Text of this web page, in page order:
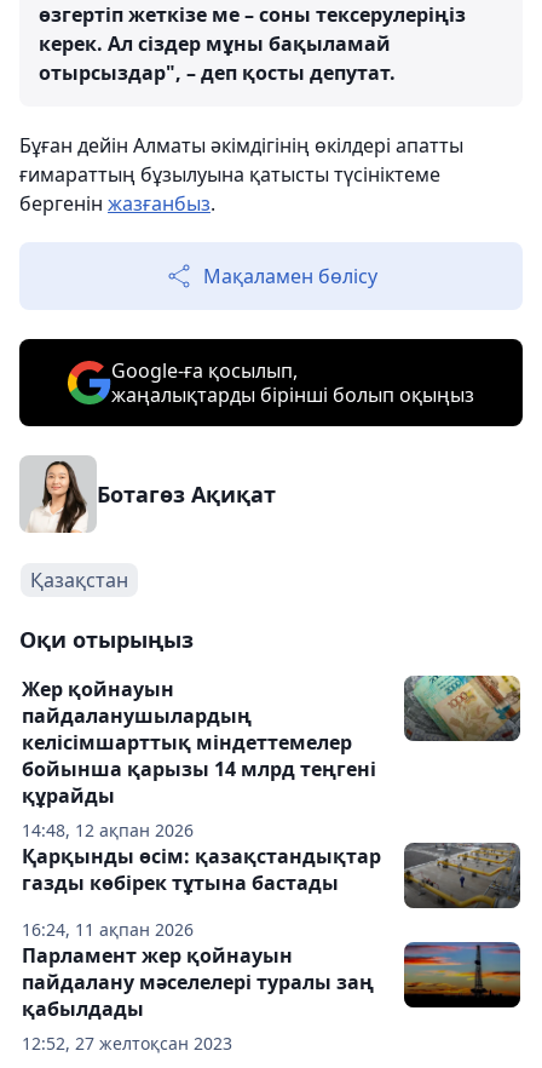
өзгертіп жеткізе ме – соны тексерулеріңіз
керек. Ал сіздер мұны бақыламай
отырсыздар", – деп қосты депутат.
Бұған дейін Алматы әкімдігінің өкілдері апатты
ғимараттың бұзылуына қатысты түсініктеме
бергенін жазғанбыз.
Мақаламен бөлісу
Google-ға қосылып,
жаңалықтарды бірінші болып оқыңыз
Ботагөз Ақиқат
Қазақстан
Оқи отырыңыз
14:48, 12 ақпан 2026
Жер қойнауын
пайдаланушылардың
келісімшарттық міндеттемелер
бойынша қарызы 14 млрд теңгені
құрайды
16:24, 11 ақпан 2026
Қарқынды өсім: қазақстандықтар
газды көбірек тұтына бастады
12:52, 27 желтоқсан 2023
Парламент жер қойнауын
пайдалану мәселелері туралы заң
қабылдады